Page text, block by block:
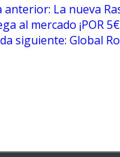
anterior: La nueva
al mercado ¡POR
siguiente: Global